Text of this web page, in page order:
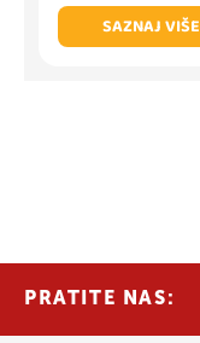
SAZNAJ VIŠE
PRATITE NAS: